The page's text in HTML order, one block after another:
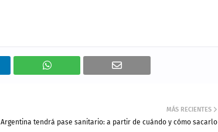
MÁS RECIENTES
Argentina tendrá pase sanitario: a partir de cuándo y cómo sacarlo